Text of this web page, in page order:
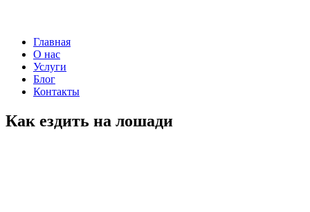
Главная
О нас
Услуги
Блог
Контакты
Как ездить на лошади